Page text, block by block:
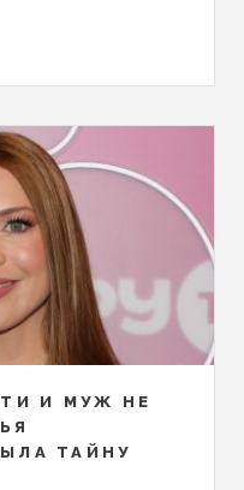
И МУЖ НЕ
ТАЙНУ